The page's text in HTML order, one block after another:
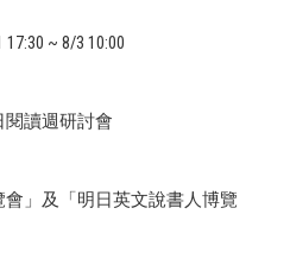
~ 8/3 10:00
閱讀週研討會
會」及「明日英文說書人博覽